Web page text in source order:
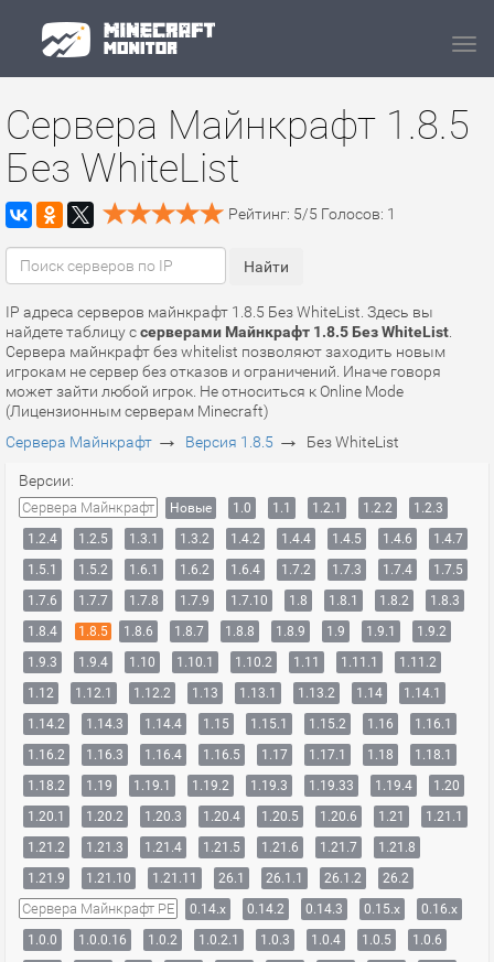
Сервера Майнкрафт 1.8.5
Без WhiteList
Рейтинг: 5/5 Голосов: 1
IP адреса серверов майнкрафт 1.8.5 Без WhiteList. Здесь вы
найдете таблицу ссерверами Майнкрафт 1.8.5 Без WhiteList
Сервера майнкрафт без whitelist позволяют заходить новым
игрокам не сервер без отказов и ограничений. Иначе говоря
может зайти любой игрок. Не относиться к Online Mode
(Лицензионным серверам Minecraft)
Сервера Майнкрафт → Версия 1.8.5 → Без WhiteList
Версии:
Сервера Майнкрафт Новые 1.0 1.1 1.2.1 1.2.2
1.2.3
1.2.4
1.2.5 1.3.1 1.3.2 1.4.2 1.4.4 1.4.5 1.4.6
1.4.7
1.5.1
1.5.2 1.6.1 1.6.2 1.6.4 1.7.2 1.7.3 1.7.4
1.7.5
1.7.6
1.7.7 1.7.8 1.7.9 1.7.10 1.8 1.8.1 1.8.2
1.8.3
1.8.4
1.8.5 1.8.6 1.8.7 1.8.8 1.8.9 1.9 1.9.1
1.9.2
1.9.3
1.9.4 1.10 1.10.1 1.10.2 1.11 1.11.1
1.11.2
1.12
1.12.1 1.12.2 1.13 1.13.1 1.13.2 1.14
1.14.1
1.14.2
1.14.3 1.14.4 1.15 1.15.1 1.15.2 1.16
1.16.1
1.16.2
1.16.3 1.16.4 1.16.5 1.17 1.17.1 1.18
1.18.1
1.18.2
1.19 1.19.1 1.19.2 1.19.3 1.19.33 1.19.4
1.20
1.20.1
1.20.2 1.20.3 1.20.4 1.20.5 1.20.6 1.21
1.21.1
1.21.2
1.21.3 1.21.4 1.21.5 1.21.6 1.21.7
1.21.8
1.21.9
1.21.10 1.21.11 26.1 26.1.1 26.1.2 26.2
Сервера Майнкрафт PE 0.14.x 0.14.2 0.14.3 0.15.x
0.16.x
1.0.0
1.0.0.16 1.0.2 1.0.2.1 1.0.3 1.0.4 1.0.5
1.0.6